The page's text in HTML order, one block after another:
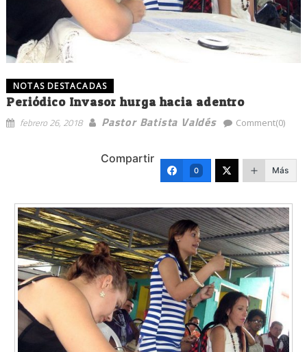
NOTAS DESTACADAS
Periódico Invasor hurga hacia adentro
febrero 26, 2018 Pastor Batista Valdés Comment(0)
Compartir
0 Más